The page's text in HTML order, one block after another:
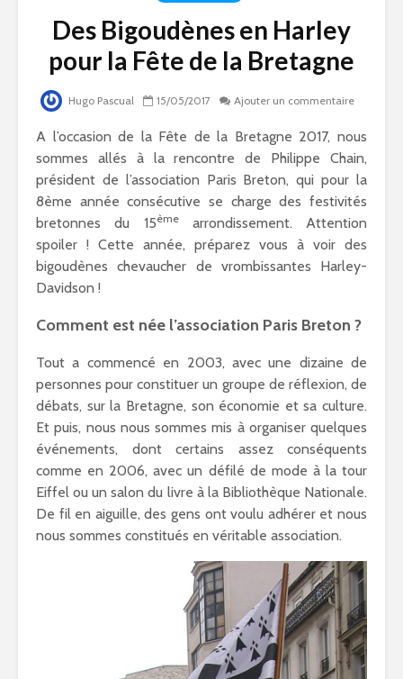
Des Bigoudènes en Harley
pour la Fête de la Bretagne
Hugo Pascual 15/05/2017 Ajouter un commentaire
A l’occasion de la Fête de la Bretagne 2017, nous
sommes allés à la rencontre de Philippe Chain,
président de l’association Paris Breton, qui pour la
8ème année consécutive se charge des festivités
bretonnes du 15èmearrondissement. Attention
spoiler ! Cette année, préparez vous à voir des
bigoudènes chevaucher de vrombissantes Harley-
Davidson !
Comment est née l’association Paris Breton ?
Tout a commencé en 2003, avec une dizaine de
personnes pour constituer un groupe de réflexion, de
débats, sur la Bretagne, son économie et sa culture.
Et puis, nous nous sommes mis à organiser quelques
événements, dont certains assez conséquents
comme en 2006, avec un défilé de mode à la tour
Eiffel ou un salon du livre à la Bibliothèque Nationale.
De fil en aiguille, des gens ont voulu adhérer et nous
nous sommes constitués en véritable association.